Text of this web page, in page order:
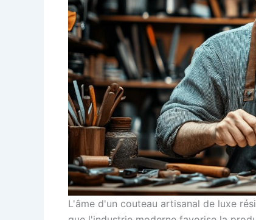
L'âme d'un couteau artisanal de luxe